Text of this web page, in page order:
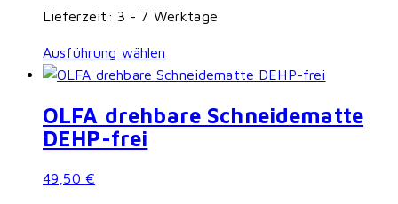
Lieferzeit: 3 - 7 Werktage
Ausführung wählen
Produkt
mehrere
OLFA drehbare Schneidematte
DEHP-frei
49,50 €